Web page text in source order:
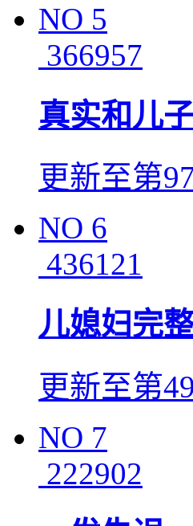
NO 5
366957
真实和儿
更新至第
NO 6
436121
儿媳妇完
更新至第
NO 7
222902